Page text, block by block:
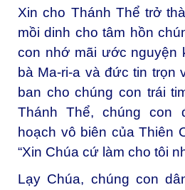
Xin cho Thánh Thể trở
mồi dinh cho tâm hồn
con nhớ mãi ước nguyện
bà Ma-ri-a và đức tin trọn
ban cho chúng con trái
Thánh Thể, chúng con
hoạch vô biên của Thiên
“Xin Chúa cứ làm cho tôi
Lạy Chúa, chúng con